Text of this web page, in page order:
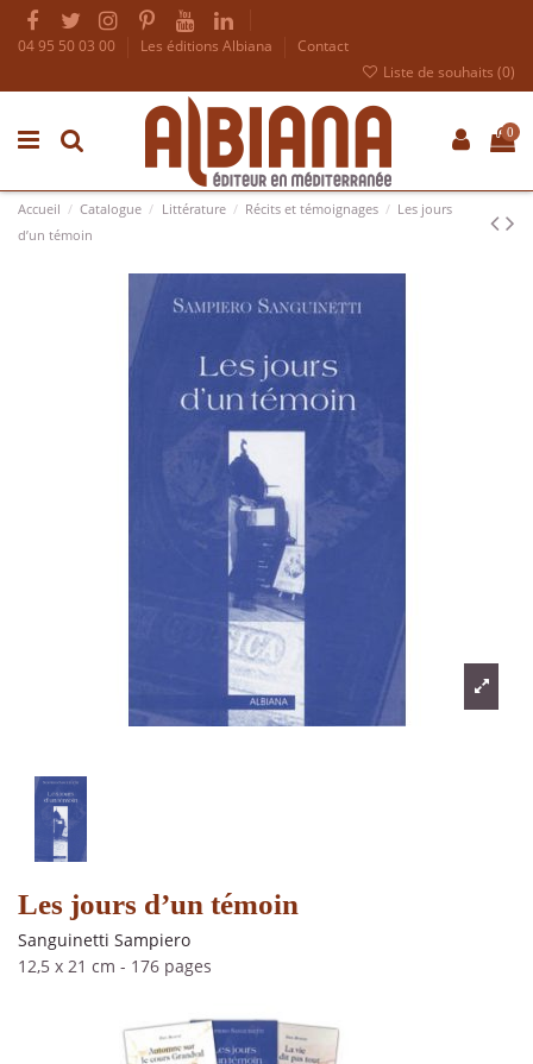
04 95 50 03 00 Les éditions Albiana
Contact
Liste de souhaits (0)
0
Accueil Catalogue Littérature Récits et témoignages
Les jours
d’un témoin
Les jours d’un témoin
Sanguinetti Sampiero
12,5 x 21 cm - 176 pages